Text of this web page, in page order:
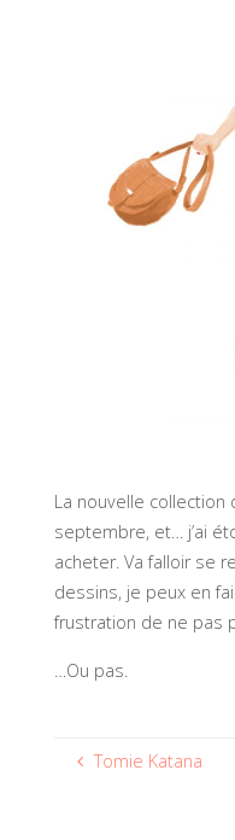
La nouvelle collection
septembre, et… j’ai
acheter. Va falloir se
dessins, je peux en
frustration de ne pas
…Ou pas.
Tomie Katana